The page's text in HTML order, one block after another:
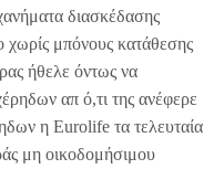
διασκέδασης
χωρίς μπόνους κατάθεσης
ήθελε όντως να
απ ό,τι της ανέφερε
η Eurolife τα τελευταία
μη οικοδομήσιμου